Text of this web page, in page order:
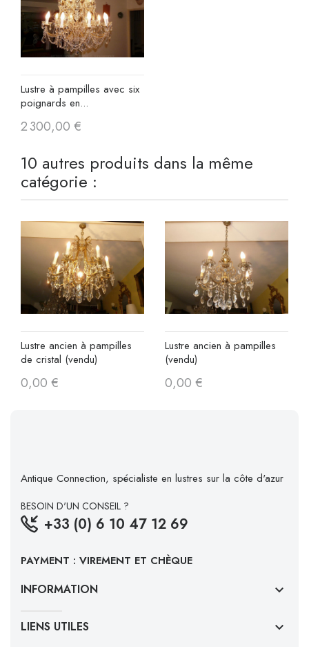
Lustre à pampilles avec six
poignards en...
2 300,00 €
10 autres produits dans la même
catégorie :
Lustre ancien à pampilles
de cristal (vendu)
0,00 €
Lustre ancien à pampilles
(vendu)
0,00 €
Antique Connection, spécialiste en lustres sur la côte d'azur
BESOIN D'UN CONSEIL ?
+33 (0) 6 10 47 12 69
PAYMENT : VIREMENT ET CHÈQUE
INFORMATION keyboard_arrow_down
LIENS UTILES keyboard_arrow_down